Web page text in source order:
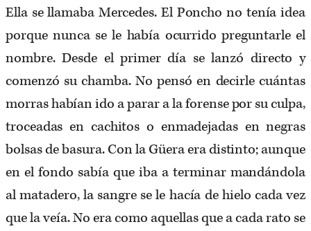
Ella se llamaba Mercedes. El Poncho no tenía idea
porque nunca se le había ocurrido preguntarle el
nombre. Desde el primer día se lanzó directo y
comenzó su chamba. No pensó en decirle cuántas
morras habían ido a parar a la forense por su culpa,
troceadas en cachitos o enmadejadas en negras
bolsas de basura. Con la Güera era distinto; aunque
en el fondo sabía que iba a terminar mandándola
al matadero, la sangre se le hacía de hielo cada vez
que la veía. No era como aquellas que a cada rato se